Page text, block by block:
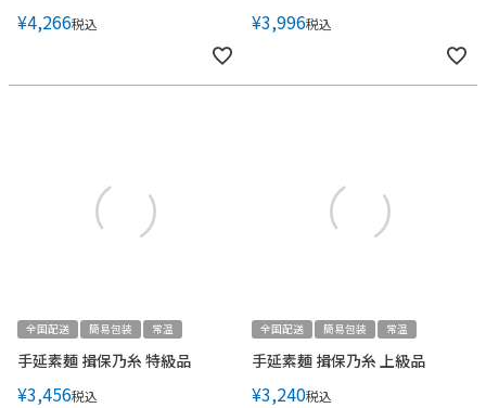
¥4,266税込 ¥3,996税込
全国配送 簡易包装 常温
手延素麺 揖保乃糸 特級品
¥3,456税込
全国配送 簡易包装 常温
手延素麺 揖保乃糸 上級品
¥3,240税込